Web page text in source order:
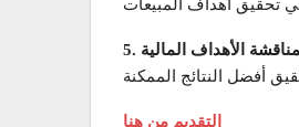
التقديم من هنا